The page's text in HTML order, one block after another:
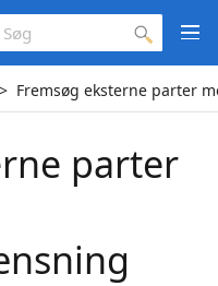
Fremsøg eksterne parter
parter